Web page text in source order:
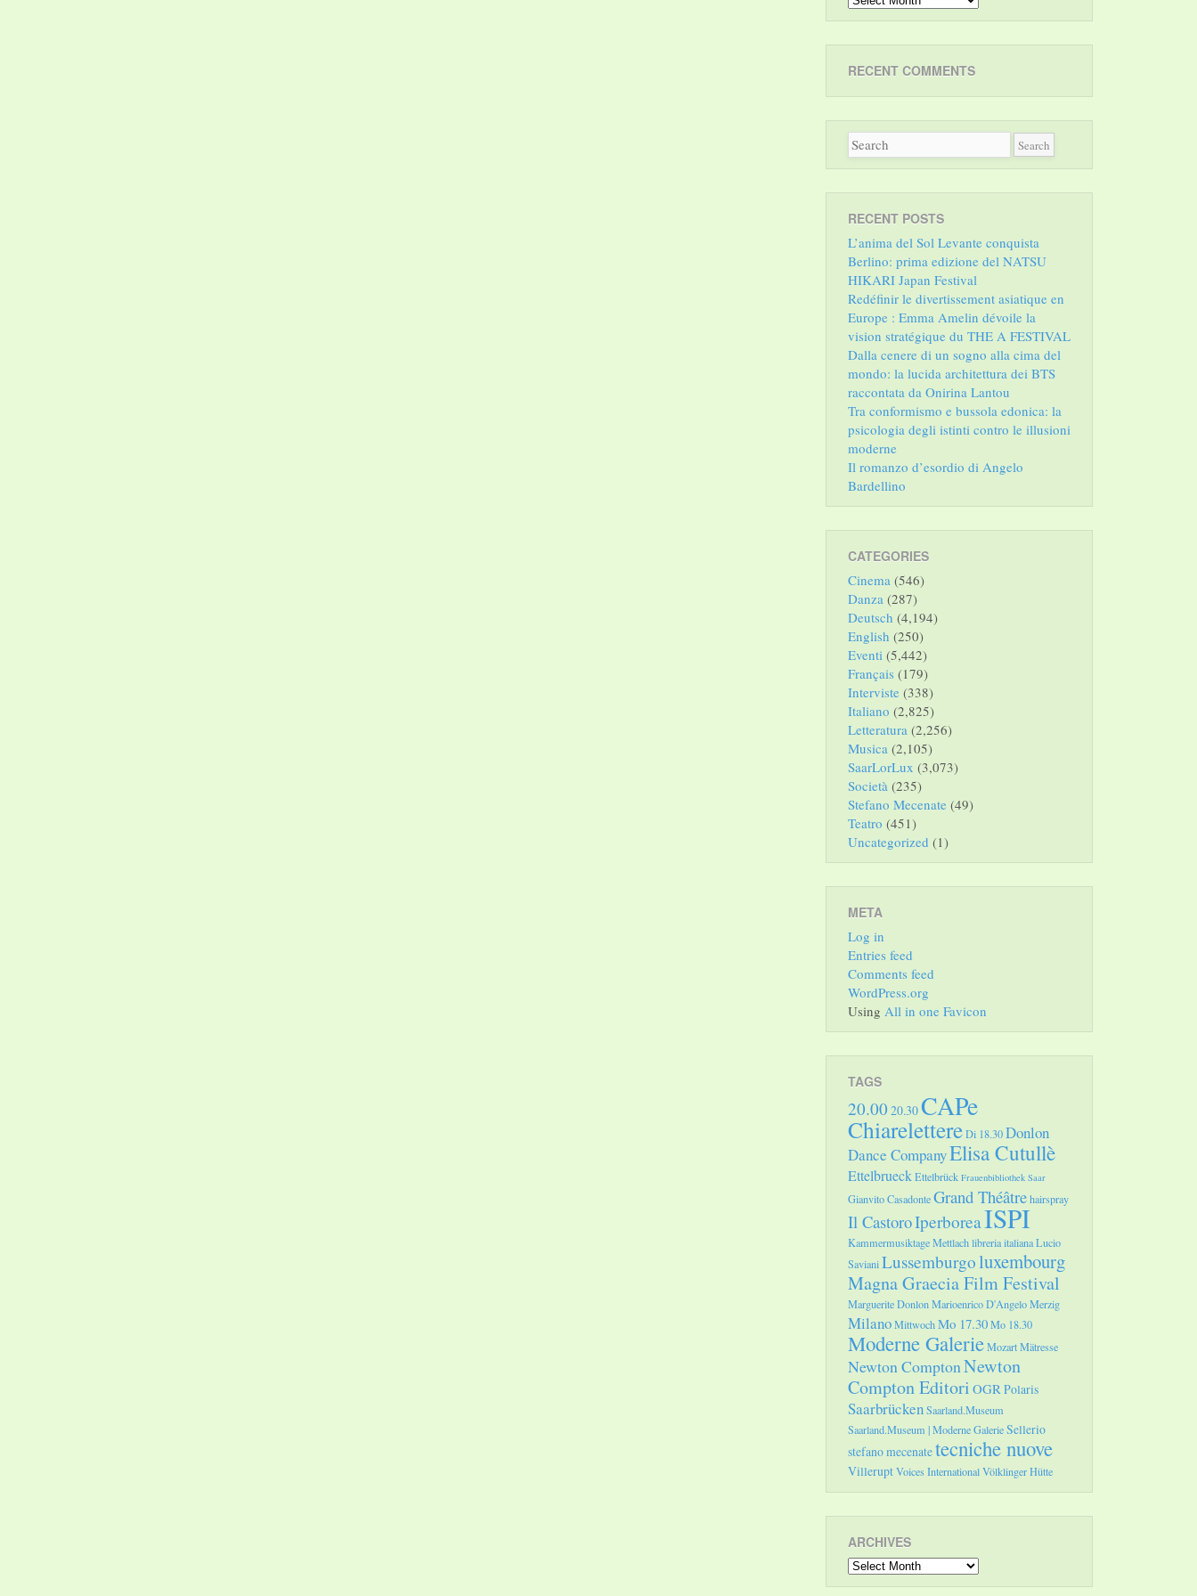
RECENT COMMENTS
RECENT POSTS
L’anima del Sol Levante conquista
Berlino: prima edizione del NATSU
HIKARI Japan Festival
Redéfinir le divertissement asiatique en
Europe : Emma Amelin dévoile la
vision stratégique du THE A FESTIVAL
Dalla cenere di un sogno alla cima del
mondo: la lucida architettura dei BTS
raccontata da Onirina Lantou
Tra conformismo e bussola edonica: la
psicologia degli istinti contro le illusioni
moderne
Il romanzo d’esordio di Angelo
Bardellino
CATEGORIES
Cinema (546)
Danza (287)
Deutsch (4,194)
English (250)
Eventi (5,442)
Français (179)
Interviste (338)
Italiano (2,825)
Letteratura (2,256)
Musica (2,105)
SaarLorLux (3,073)
Società (235)
Stefano Mecenate (49)
Teatro (451)
Uncategorized (1)
META
Log in
Entries feed
Comments feed
WordPress.org
Using All in one Favicon
TAGS
20.00 20.30CAPe
ChiarelettereDi 18.30Donlon
Dance CompanyElisa Cutullè
EttelbrueckEttelbrück Frauenbibliothek Saar
Gianvito CasadonteGrand Théâtrehairspray
Il CastoroIperboreaISPI
Kammermusiktage Mettlachlibreria italianaLucio
SavianiLussemburgoluxembourg
Magna Graecia Film Festival
Marguerite DonlonMarioenrico D'AngeloMerzig
MilanoMittwochMo 17.30Mo 18.30
Moderne GalerieMozartMätresse
Newton ComptonNewton
Compton Editori OGRPolaris
SaarbrückenSaarland.Museum
Saarland.Museum | Moderne GalerieSellerio
stefano mecenatetecniche nuove
VilleruptVoices InternationalVölklinger Hütte
ARCHIVES
Archives